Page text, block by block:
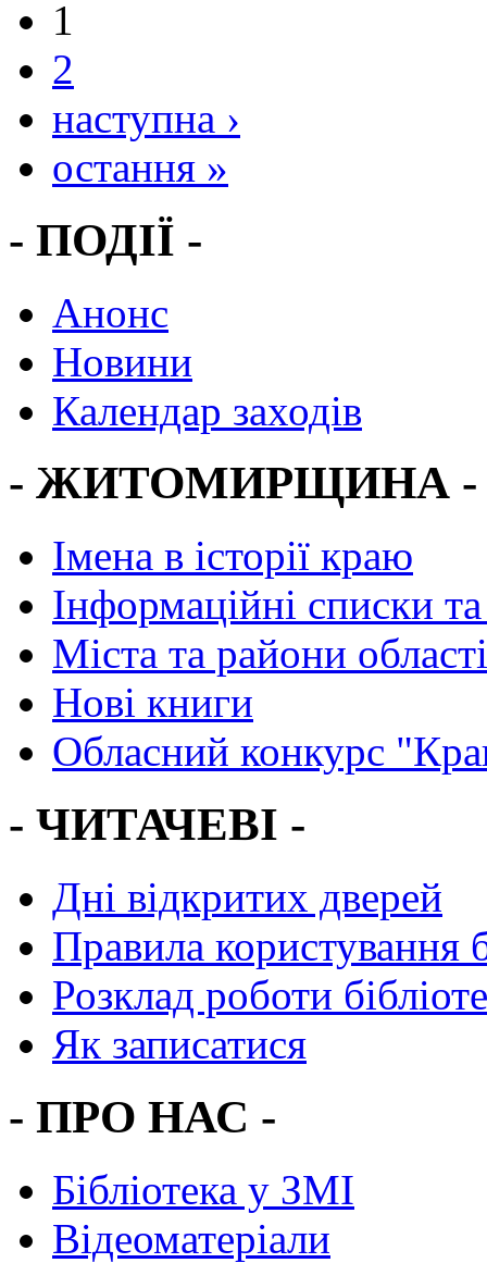
1
2
наступна ›
остання »
- ПОДІЇ -
Анонс
Новини
Календар заходів
- ЖИТОМИРЩИНА -
Імена в історії краю
Інформаційні списки
Міста та райони області
Нові книги
Обласний конкурс
- ЧИТАЧЕВІ -
Дні відкритих дверей
Правила користування
Розклад роботи
Як записатися
- ПРО НАС -
Бібліотека у ЗМІ
Відеоматеріали